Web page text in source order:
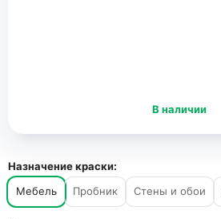
В наличии
Назначение краски:
Мебель
Пробник Стены и обои